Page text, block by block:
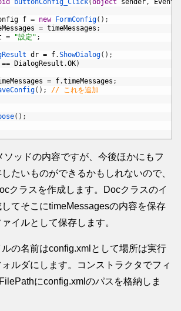
buttonConfig_Click(object sender,
f = new FormConfig( ) ;
= timeMessages ;
= "設定" ;
dr = f.ShowDialog( ) ;
== DialogResult .OK)
= f.timeMessages ;
( ) ;
// これを追加
( ) ;
ソッドの内容ですが、今後ほかにもフ
たいものができるかもしれないので、
クラスを作成します。Docクラスのイ
てそこにtimeMessagesの内容を保存
イルとして保存します。
の名前はconfig.xmlとして場所は実行
ルダにします。コンストラクタでフィ
にconfig.xmlのパスを格納しま